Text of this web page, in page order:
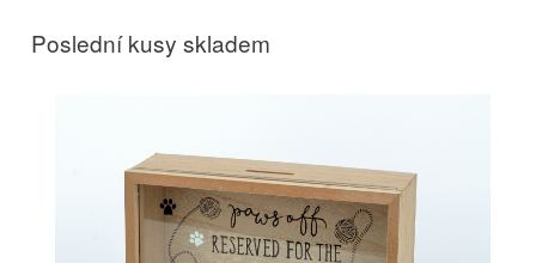
Poslední kusy skladem